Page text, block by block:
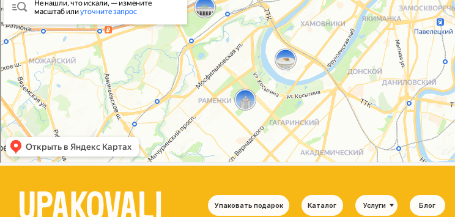
Согласие на обработку персональных данных
Политика конфиденциальности
© 2021-2025, ООО "УПАКОВАЛИ ОНЛАЙН"
О нас
Услуги Блог
Каталог
Упаковать подарок
В личный кабинет